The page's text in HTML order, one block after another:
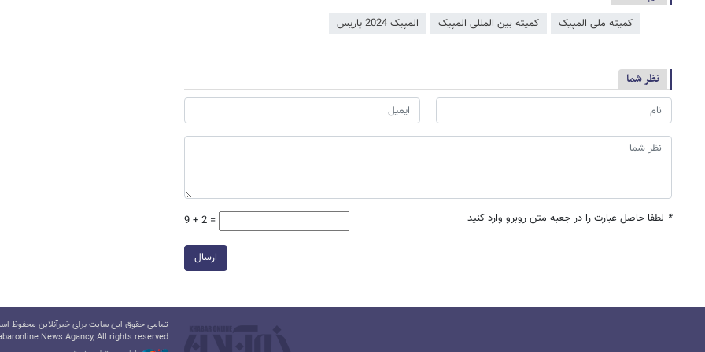
کمیته ملی المپیک کمیته بین المللی المپیک المپیک 2024 پاریس
نظر شما
* لطفا حاصل عبارت را در جعبه متن روبرو وارد کنید 9 + 2 =
ارسال
تمامی حقوق این سایت برای خبرآنلاین محفوظ
News Agancy, All rights reserved